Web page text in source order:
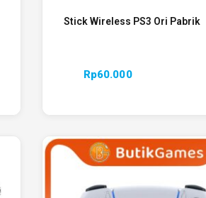
Stick Wireless PS3 Ori Pabrik
Rp60.000